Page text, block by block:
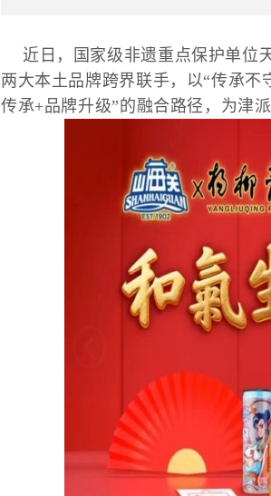
近日，国家级非遗重点保护单位
两大本土品牌跨界联手，以“传承不
传承+品牌升级”的融合路径，为津